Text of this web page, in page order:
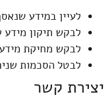
לעיין במידע
לבקש תיקון מידע
לבקש מחיקת
לבטל הסכמות
יצירת קשר